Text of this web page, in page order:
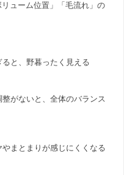
ューム位置」「毛流れ」の
と、野暮ったく見える
がないと、全体のバランス
まとまりが感じにくくなる